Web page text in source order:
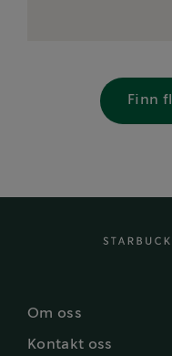
Finn
Om oss
Kontakt oss